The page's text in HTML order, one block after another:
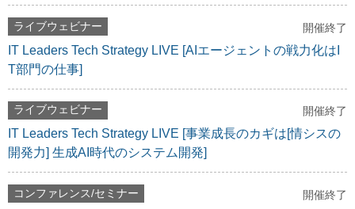
ライブウェビナー 開催終了
IT Leaders Tech Strategy LIVE [AIエージェントの戦力化はI
T部門の仕事]
ライブウェビナー 開催終了
IT Leaders Tech Strategy LIVE [事業成長のカギは[情シスの
開発力] 生成AI時代のシステム開発]
コンファレンス/セミナー 開催終了